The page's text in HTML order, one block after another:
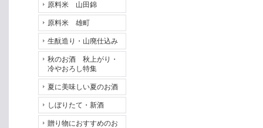
原料米 山田錦
原料米 雄町
生酛造り・山廃仕込み
秋のお酒 秋上がり・
冷やおろし特集
夏に美味しい夏のお酒
しぼりたて・新酒
贈り物におすすめのお